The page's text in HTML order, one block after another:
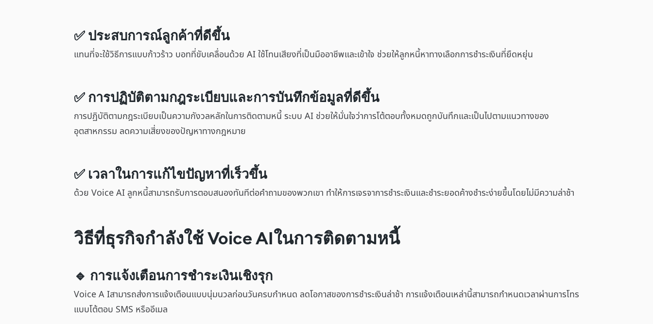
✅ ประสบการณ์ลูกค้าที่ดีขึ้น
แทนที่จะใช้วิธีการแบบก้าวร้าว บอทที่ขับเคลื่อนด้วย AI ใช้โทนเสียงที่เป็นมืออาชีพและเข้าใจ ช่วยให้ลูกหนี้หาทางเลือกการชำระเงินที่ยืดหยุ่น
✅ การปฏิบัติตามกฎระเบียบและการบันทึกข้อมูลที่ดีขึ้น
การปฏิบัติตามกฎระเบียบเป็นความกังวลหลักในการติดตามหนี้ ระบบ AI ช่วยให้มั่นใจว่าการโต้ตอบทั้งหมดถูกบันทึกและเป็นไปตามแนวทางของ
อุตสาหกรรม ลดความเสี่ยงของปัญหาทางกฎหมาย
✅ เวลาในการแก้ไขปัญหาที่เร็วขึ้น
ด้วย Voice AI ลูกหนี้สามารถรับการตอบสนองทันทีต่อคำถามของพวกเขา ทำให้การเจรจาการชำระเงินและชำระยอดค้างชำระง่ายขึ้นโดยไม่มีความล่าช้า
วิธีที่ธุรกิจกำลังใช้ Voice AIในการติดตามหนี้
🔹 การแจ้งเตือนการชำระเงินเชิงรุก
Voice A Iสามารถส่งการแจ้งเตือนแบบนุ่มนวลก่อนวันครบกำหนด ลดโอกาสของการชำระเงินล่าช้า การแจ้งเตือนเหล่านี้สามารถกำหนดเวลาผ่านการโทร
แบบโต้ตอบ SMS หรืออีเมล